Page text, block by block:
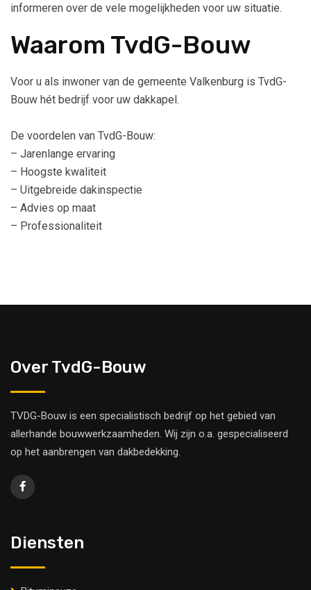
informeren over de vele mogelijkheden voor uw situatie.
Waarom TvdG-Bouw
Voor u als inwoner van de gemeente Valkenburg is TvdG-
Bouw hét bedrijf voor uw dakkapel.
De voordelen van TvdG-Bouw:
– Jarenlange ervaring
– Hoogste kwaliteit
– Uitgebreide dakinspectie
– Advies op maat
– Professionaliteit
Over TvdG-Bouw
TVDG-Bouw is een specialistisch bedrijf op het gebied van
allerhande bouwwerkzaamheden. Wij zijn o.a. gespecialiseerd
op het aanbrengen van dakbedekking.
Diensten